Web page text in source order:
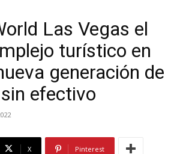
Las Vegas el
turístico en
generación de
efectivo
X Pinterest